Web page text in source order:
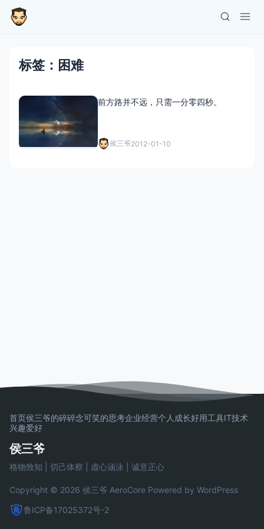
标签：困难
前方路并不远，只需一分零四秒。
侯三爷2012-01-10
首页侯三爷的碎碎念可笑的思考企业经营个人成长好用工具IT技术
兴趣爱好
侯三爷
格物致知 | 切己体察 | 虚心涵泳 | 诚意正心
Copyright © 2026 侯三爷 AeroCore Powered by WordPress
鲁ICP备17025372号-2